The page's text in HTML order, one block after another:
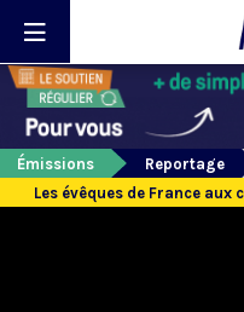
Émissions
Reportage
Les évêques de France